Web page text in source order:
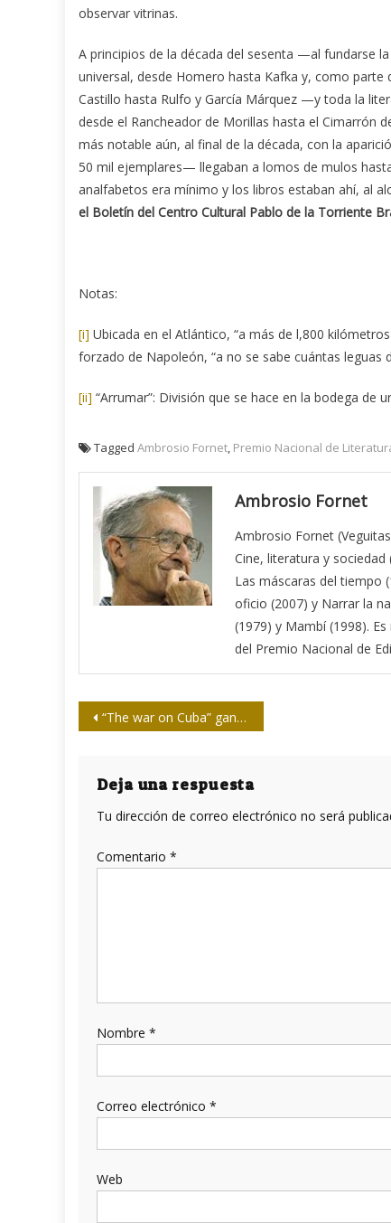
observar vitrinas.
A principios de la década del sesenta —al fundarse
universal, desde Homero hasta Kafka y, como
Castillo hasta Rulfo y García Márquez —y toda la
desde el Rancheador de Morillas hasta el
más notable aún, al final de la década, con la
50 mil ejemplares— llegaban a lomos de mulos
analfabetos era mínimo y los libros estaban ahí, al
el Boletín del Centro Cultural Pablo de la Torriente
Notas:
[i] Ubicada en el Atlántico, “a más de l,800
forzado de Napoleón, “a no se sabe cuántas leguas
[ii] “Arrumar”: División que se hace en la bodega de
Tagged Ambrosio Fornet, Premio Nacional de
Ambrosio Fornet
Ambrosio Fornet
Cine, literatura y sociedad
Las máscaras del tiempo
oficio (2007) y Narrar la
(1979) y Mambí (1998).
del Premio Nacional de
Navegación
entradas
“The war on Cuba” gana premio internacional
Deja una respuesta
Tu dirección de correo electrónico no será
Comentario *
Nombre *
Correo electrónico *
Web